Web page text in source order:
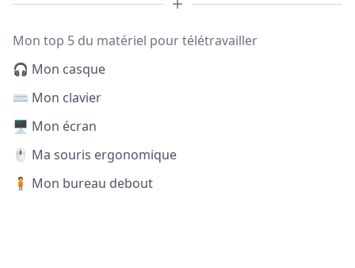
Mon top 5 du matériel pour télétravailler
🎧 Mon casque
⌨️ Mon clavier
🖥️ Mon écran
🖱️ Ma souris ergonomique
🧍 Mon bureau debout